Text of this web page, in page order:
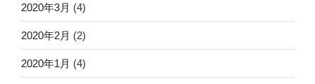
2020年3月 (4)
2020年2月 (2)
2020年1月 (4)